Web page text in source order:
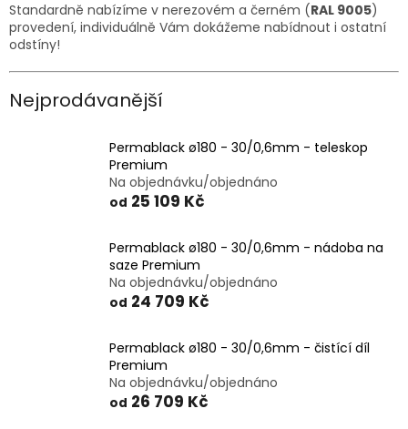
Standardně nabízíme v nerezovém a černém (RAL 9005)
provedení, individuálně Vám dokážeme nabídnout i ostatní
odstíny!
Nejprodávanější
Permablack ø180 - 30/0,6mm - teleskop
Premium
Na objednávku/objednáno
od 25 109 Kč
Permablack ø180 - 30/0,6mm - nádoba na
saze Premium
Na objednávku/objednáno
od 24 709 Kč
Permablack ø180 - 30/0,6mm - čistící díl
Premium
Na objednávku/objednáno
od 26 709 Kč